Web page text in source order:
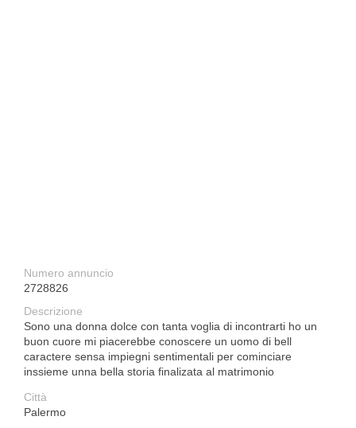
Numero annuncio
2728826
Descrizione
Sono una donna dolce con tanta voglia di incontrarti ho un
buon cuore mi piacerebbe conoscere un uomo di bell
caractere sensa impiegni sentimentali per cominciare
inssieme unna bella storia finalizata al matrimonio
Città
Palermo